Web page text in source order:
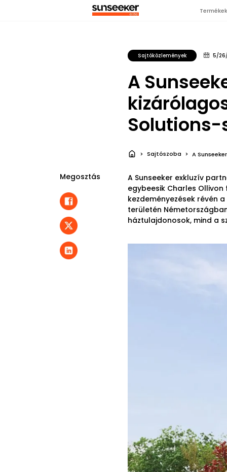
Termékek
Sajtóközlemények 5/
A
Solutions-
Sajtószoba A
Megosztás
A Sunseeker exkluzív
egybeesik Charles
kezdeményezések révén
területén
háztulajdonosok, mind a